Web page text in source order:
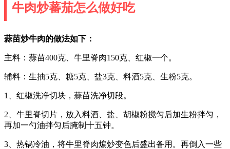
牛肉炒蕃茄怎么做好吃
蒜苗炒牛肉的做法如下：
主料：蒜苗400克、牛里脊肉150克、红椒一个。
辅料：生抽5克、糖5克、盐3克、料酒5克、生粉5克。
1、红椒洗净切块，蒜苗洗净切段。
2、牛里脊切片，放入料酒、盐、胡椒粉搅匀后加生粉拌匀，
再加一勺油拌匀后腌制十五钟。
3、热锅冷油，将牛里脊肉煸炒变色后盛出备用。再倒入一些